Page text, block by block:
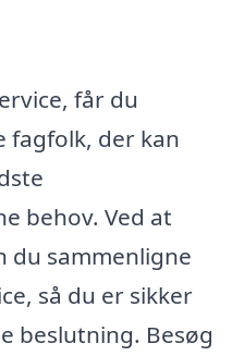
får du
fagfolk, der kan
behov. Ved at
du sammenligne
så du er sikker
beslutning. Besøg